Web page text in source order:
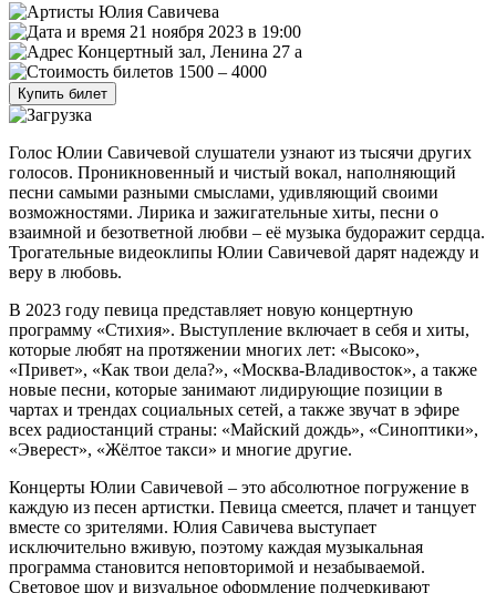
Юлия Савичева
21 ноября 2023 в 19:00
Концертный зал, Ленина 27 а
1500 – 4000
Купить билет
Голос Юлии Савичевой слушатели узнают из тысячи других
голосов. Проникновенный и чистый вокал, наполняющий
песни самыми разными смыслами, удивляющий своими
возможностями. Лирика и зажигательные хиты, песни о
взаимной и безответной любви – её музыка будоражит сердца.
Трогательные видеоклипы Юлии Савичевой дарят надежду и
веру в любовь.
В 2023 году певица представляет новую концертную
программу «Стихия». Выступление включает в себя и хиты,
которые любят на протяжении многих лет: «Высоко»,
«Привет», «Как твои дела?», «Москва-Владивосток», а также
новые песни, которые занимают лидирующие позиции в
чартах и трендах социальных сетей, а также звучат в эфире
всех радиостанций страны: «Майский дождь», «Синоптики»,
«Эверест», «Жёлтое такси» и многие другие.
Концерты Юлии Савичевой – это абсолютное погружение в
каждую из песен артистки. Певица смеется, плачет и танцует
вместе со зрителями. Юлия Савичева выступает
исключительно вживую, поэтому каждая музыкальная
программа становится неповторимой и незабываемой.
Световое шоу и визуальное оформление подчеркивают